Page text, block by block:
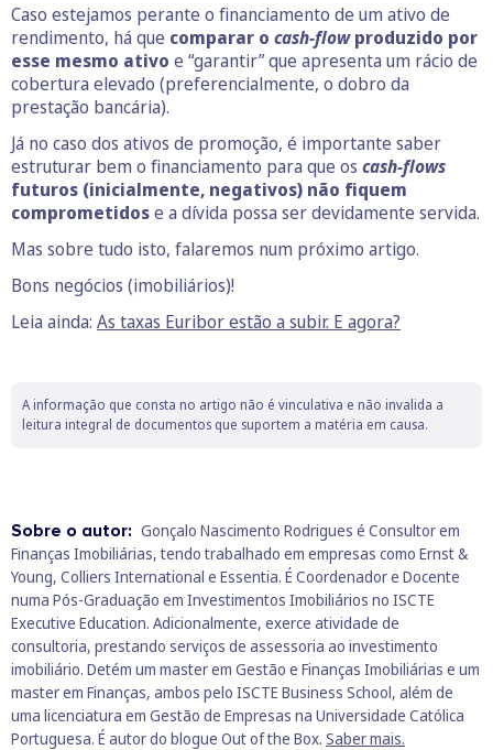
Caso estejamos perante o financiamento de um ativo de
rendimento, há que comparar o cash-flowproduzido por
esse mesmo ativo e “garantir” que apresenta um rácio de
cobertura elevado (preferencialmente, o dobro da
prestação bancária).
Já no caso dos ativos de promoção, é importante saber
estruturar bem o financiamento para que os cash-flows
futuros (inicialmente, negativos) não fiquem
comprometidose a dívida possa ser devidamente servida.
Mas sobre tudo isto, falaremos num próximo artigo.
Bons negócios (imobiliários)!
Leia ainda: As taxas Euribor estão a subir. E agora?
A informação que consta no artigo não é vinculativa e não invalida a
leitura integral de documentos que suportem a matéria em causa.
Sobre o autor: Gonçalo Nascimento Rodrigues é Consultor em
Finanças Imobiliárias, tendo trabalhado em empresas como Ernst &
Young, Colliers International e Essentia. É Coordenador e Docente
numa Pós-Graduação em Investimentos Imobiliários no ISCTE
Executive Education. Adicionalmente, exerce atividade de
consultoria, prestando serviços de assessoria ao investimento
imobiliário. Detém um master em Gestão e Finanças Imobiliárias e um
master em Finanças, ambos pelo ISCTE Business School, além de
uma licenciatura em Gestão de Empresas na Universidade Católica
Portuguesa. É autor do blogue Out of the Box. Saber mais.